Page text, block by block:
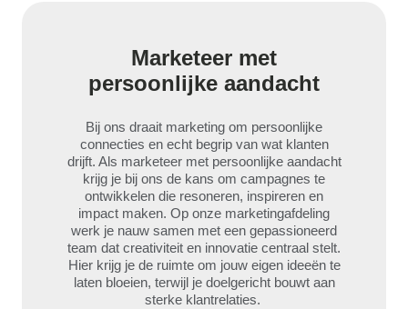
Marketeer met
persoonlijke aandacht
Bij ons draait marketing om persoonlijke
connecties en echt begrip van wat klanten
drijft. Als marketeer met persoonlijke aandacht
krijg je bij ons de kans om campagnes te
ontwikkelen die resoneren, inspireren en
impact maken. Op onze marketingafdeling
werk je nauw samen met een gepassioneerd
team dat creativiteit en innovatie centraal stelt.
Hier krijg je de ruimte om jouw eigen ideeën te
laten bloeien, terwijl je doelgericht bouwt aan
sterke klantrelaties.